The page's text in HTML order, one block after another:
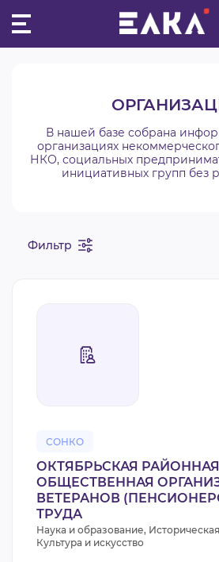
КОНКУРСЫ
ОРГАНИЗАЦИИ
ПРОЕКТЫ
В нашей базе собрана
организациях
НКО, социальных
инициативных групп без
Фильтр
СОНКО
ОКТЯБРЬСКАЯ РАЙОННАЯ
ОБЩЕСТВЕННАЯ
ВЕТЕРАНОВ
ТРУДА
Наука и образование,
Культура и искусство